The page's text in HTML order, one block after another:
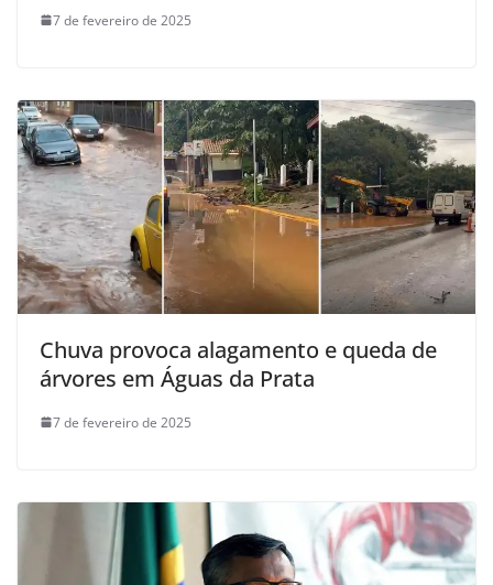
7 de fevereiro de 2025
Chuva provoca alagamento e queda de
árvores em Águas da Prata
7 de fevereiro de 2025